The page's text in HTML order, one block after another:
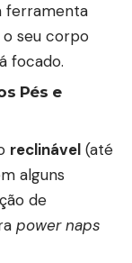
ferramenta
seu corpo
focado.
Pés e
reclinável (até
alguns
de
power naps